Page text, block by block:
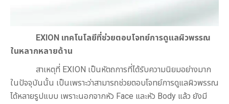
EXION เทคโนโลยีที่ช่วยตอบโจทย์การดูแลผิวพรรณ
ในหลากหลายด้าน
สาเหตุที่ EXION เป็นหัตถการที่ได้รับความนิยมอย่างมาก
ในปัจจุบันนั้น เป็นเพราะว่าสามารถช่วยตอบโจทย์การดูแลผิวพรรณ
ได้หลายรูปแบบ เพราะนอกจากหัว Face และหัว Body แล้ว ยังมี